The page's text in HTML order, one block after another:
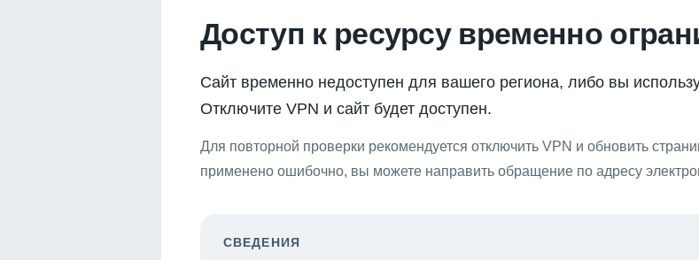
Доступ к ресурсу временно
Сайт временно недоступен для вашего региона, либо вы
Отключите VPN и сайт будет доступен.
Для повторной проверки рекомендуется отключить VPN и обновить
применено ошибочно, вы можете направить обращение по адресу
СВЕДЕНИЯ